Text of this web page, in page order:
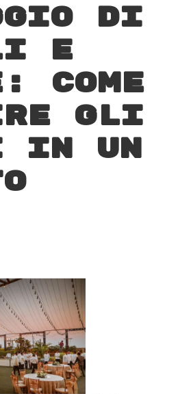
di
e
come
gli
in un